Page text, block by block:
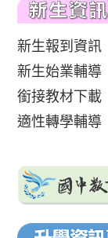
新生報到資訊
新生始業輔導
銜接教材下載
適性轉學輔導